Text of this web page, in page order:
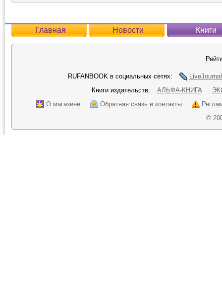
Главная Новости Книги
RUFANBOOK в социальных сетях:
LiveJournal
Книги издательств:
АЛЬФА-КНИГА
О магазине
Обратная связь и контакты
©